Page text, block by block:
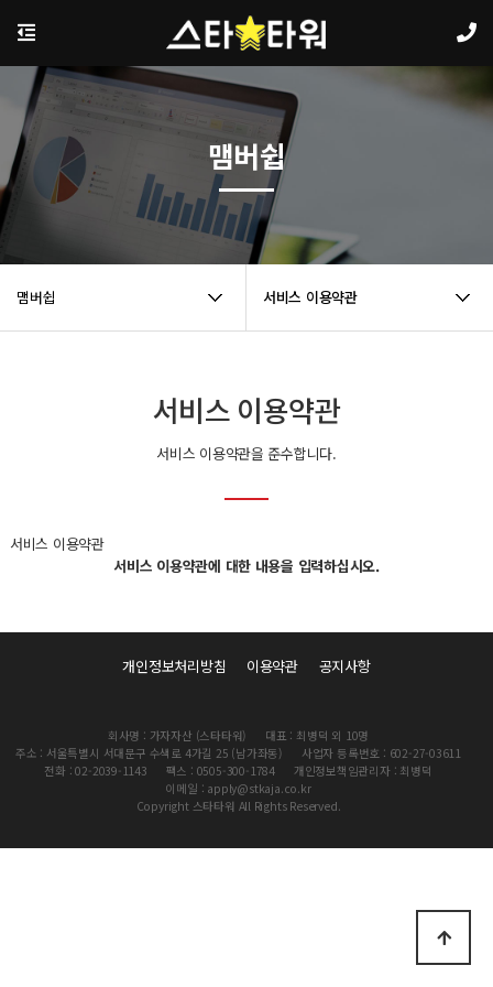
맴버쉽 서비스 이용약관
맴버쉽
서비스 이용약관
서비스 이용약관을 준수합니다.
서비스 이용약관
서비스 이용약관에 대한 내용을 입력하십시오.
개인정보처리방침 이용약관 공지사항
회사명 : 가자자산 (스타타워)
대표 : 최병덕 외 10명
주소 : 서울특별시 서대문구 수색로 4가길 25 (남가좌동)
사업자 등록번호 : 602-27-03611
전화 : 02-2039-1143
팩스 : 0505-300-1784
개인정보책임관리자 : 최병덕
이메일 : apply@stkaja.co.kr
Copyright 스타타워 All Rights Reserved.